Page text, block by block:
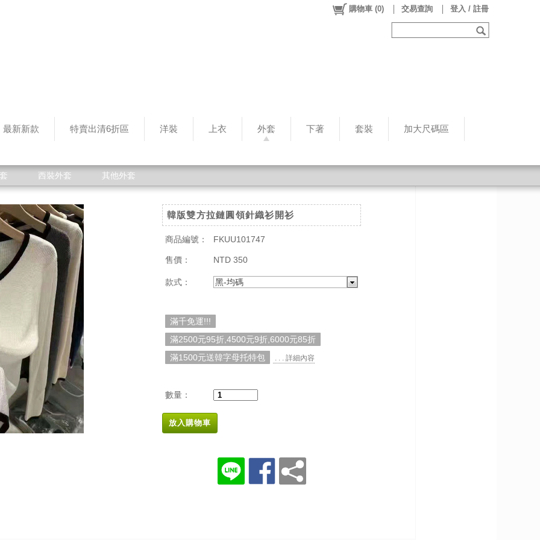
最新新款 特賣出清6折區 洋裝 上衣 外套 下著 套裝 加大尺碼區
購物車 (0) 交易查詢 登入 / 註冊
西裝外套 其他外套
韓版雙方拉鏈圓領針織衫開衫
商品編號： FKUU101747
售價： NTD 350
款式： 黑-均碼
滿千免運!!!
滿2500元95折,4500元9折,6000元85折
滿1500元送韓字母托特包
. . . 詳細內容
數量：
放入購物車